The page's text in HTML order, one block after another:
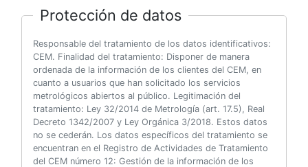
Protección de datos
Responsable del tratamiento de los datos identificativos:
CEM. Finalidad del tratamiento: Disponer de manera
ordenada de la información de los clientes del CEM, en
cuanto a usuarios que han solicitado los servicios
metrológicos abiertos al público. Legitimación del
tratamiento: Ley 32/2014 de Metrología (art. 17.5), Real
Decreto 1342/2007 y Ley Orgánica 3/2018. Estos datos
no se cederán. Los datos específicos del tratamiento se
encuentran en el Registro de Actividades de Tratamiento
del CEM número 12: Gestión de la información de los